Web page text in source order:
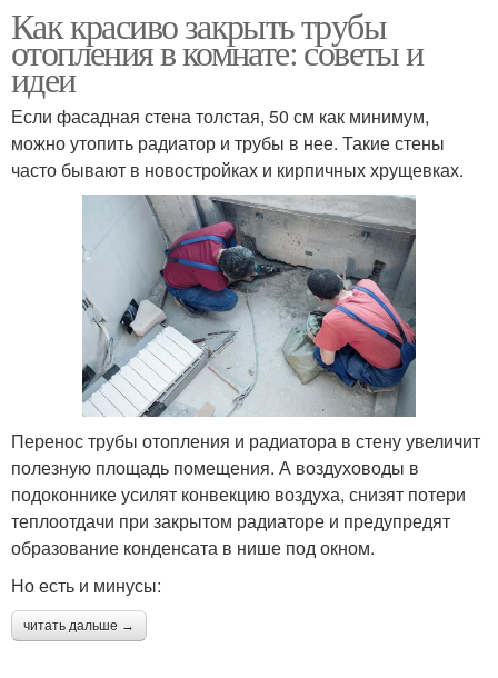
Как красиво закрыть трубы
отопления в комнате: советы и
идеи
Если фасадная стена толстая, 50 см как минимум,
можно утопить радиатор и трубы в нее. Такие стены
часто бывают в новостройках и кирпичных хрущевках.
Перенос трубы отопления и радиатора в стену увеличит
полезную площадь помещения. А воздуховоды в
подоконнике усилят конвекцию воздуха, снизят потери
теплоотдачи при закрытом радиаторе и предупредят
образование конденсата в нише под окном.
Но есть и минусы:
читать дальше →